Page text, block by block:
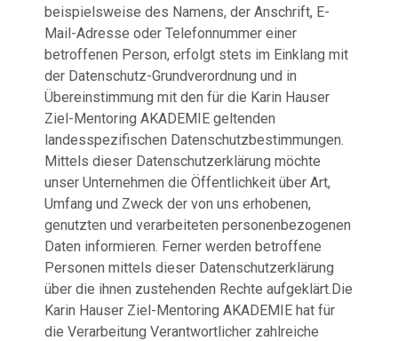
beispielsweise des Namens, der Anschrift, E-
Mail-Adresse oder Telefonnummer einer
betroffenen Person, erfolgt stets im Einklang mit
der Datenschutz-Grundverordnung und in
Übereinstimmung mit den für die Karin Hauser
Ziel-Mentoring AKADEMIE geltenden
landesspezifischen Datenschutzbestimmungen.
Mittels dieser Datenschutzerklärung möchte
unser Unternehmen die Öffentlichkeit über Art,
Umfang und Zweck der von uns erhobenen,
genutzten und verarbeiteten personenbezogenen
Daten informieren. Ferner werden betroffene
Personen mittels dieser Datenschutzerklärung
über die ihnen zustehenden Rechte aufgeklärt.Die
Karin Hauser Ziel-Mentoring AKADEMIE hat für
die Verarbeitung Verantwortlicher zahlreiche